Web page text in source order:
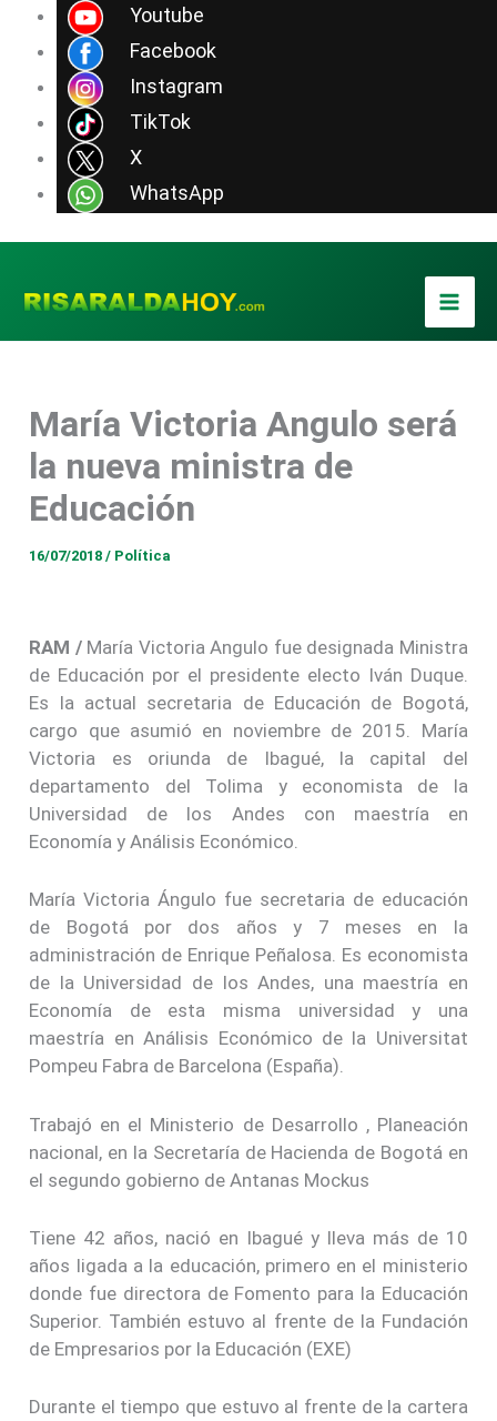
Youtube
Facebook
Instagram
TikTok
X
WhatsApp
contenido
María Victoria Angulo será
la nueva ministra de
Educación
16/07/2018/ Política
RAM / María Victoria Angulo fue designada Ministra
de Educación por el presidente electo Iván Duque.
Es la actual secretaria de Educación de Bogotá,
cargo que asumió en noviembre de 2015. María
Victoria es oriunda de Ibagué, la capital del
departamento del Tolima y economista de la
Universidad de los Andes con maestría en
Economía y Análisis Económico.
María Victoria Ángulo fue secretaria de educación
de Bogotá por dos años y 7 meses en la
administración de Enrique Peñalosa. Es economista
de la Universidad de los Andes, una maestría en
Economía de esta misma universidad y una
maestría en Análisis Económico de la Universitat
Pompeu Fabra de Barcelona (España).
Trabajó en el Ministerio de Desarrollo , Planeación
nacional, en la Secretaría de Hacienda de Bogotá en
el segundo gobierno de Antanas Mockus
Tiene 42 años, nació en Ibagué y lleva más de 10
años ligada a la educación, primero en el ministerio
donde fue directora de Fomento para la Educación
Superior. También estuvo al frente de la Fundación
de Empresarios por la Educación (EXE)
Durante el tiempo que estuvo al frente de la cartera